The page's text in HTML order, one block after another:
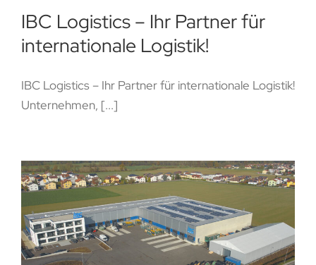
IBC Logistics – Ihr Partner für
internationale Logistik!
IBC Logistics – Ihr Partner für internationale Logistik!
Unternehmen, [...]